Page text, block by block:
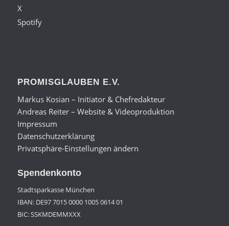
X
Spotify
PROMISGLAUBEN E.V.
Markus Kosian – Initiator & Chefredakteur
Andreas Reiter – Website & Videoproduktion
Impressum
Datenschutzerklärung
Privatsphäre-Einstellungen ändern
Spendenkonto
Stadtsparkasse München
IBAN: DE97 7015 0000 1005 0614 01
BIC: SSKMDEMMXXX